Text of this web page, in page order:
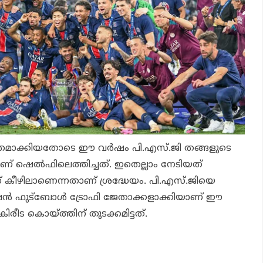
ഈ വര്‍ഷം പി.എസ്.ജി തങ്ങളുടെ
ഷെല്‍ഫിലെത്തിച്ചത്. ഇതെല്ലാം നേടിയത്
കീഴിലാണെന്നതാണ് ശ്രദ്ധേയം. പി.എസ്.ജിയെ
ഫുട്‌ബോള്‍ ട്രോഫി ജേതാക്കളാക്കിയാണ് ഈ
കൊയ്ത്തിന് തുടക്കമിട്ടത്.